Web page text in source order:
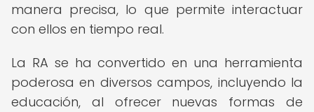
manera precisa, lo que permite interactuar
con ellos en tiempo real.
La RA se ha convertido en una herramienta
poderosa en diversos campos, incluyendo la
educación, al ofrecer nuevas formas de